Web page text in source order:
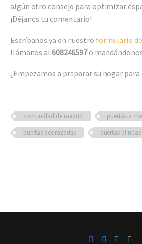
algún otro consejo para optimizar
¡Déjanos tu comentario!
Escríbanos ya en nuestro formulario
llámanos al 608246597o
¿Empezamos a preparar su hogar para
comunidad de madrid
puertas a
puertas acorazadas
puertas